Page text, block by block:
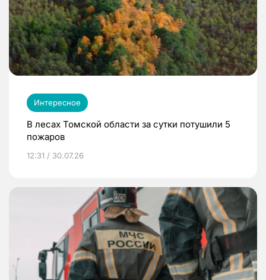
Интересное
В лесах Томской области за сутки потушили 5
пожаров
12:31 / 30.07.26